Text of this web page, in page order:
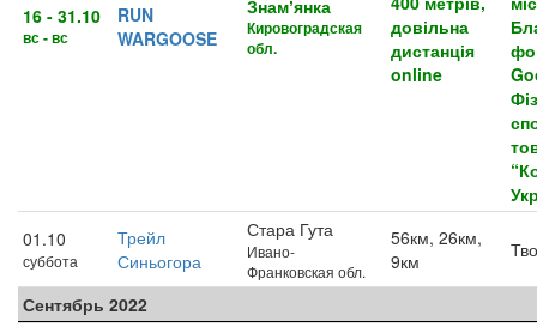
16 - 31.10
вс - вс
RUN
WARGOOSE
Знамʼянка
Кировоградская
обл.
довільна
дистанція
online
01.10
суббота
Трейл
Синьогора
Стара Гута
Ивано-
Франковская обл.
56км, 26км,
9км
Сентябрь 2022